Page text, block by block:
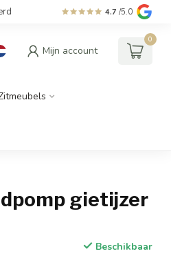
4.7 /5.0
Mijn account
0
gietijzer
Beschikbaar